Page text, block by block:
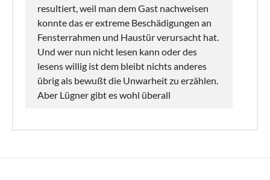
resultiert, weil man dem Gast nachweisen
konnte das er extreme Beschädigungen an
Fensterrahmen und Haustür verursacht hat.
Und wer nun nicht lesen kann oder des
lesens willig ist dem bleibt nichts anderes
übrig als bewußt die Unwarheit zu erzählen.
Aber Lügner gibt es wohl überall